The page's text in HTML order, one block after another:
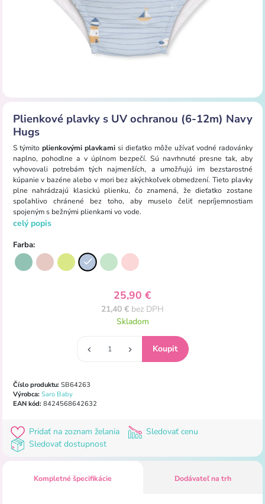
Plienkové plavky s UV ochranou (6-12m) Navy
Hugs
S týmitoplienkovými plavkami si dieťatko môže užívať vodné radovánky
naplno, pohodlne a v úplnom bezpečí. Sú navrhnuté presne tak, aby
vyhovovali potrebám tých najmenších, a umožňujú im bezstarostné
kúpanie v bazéne alebo v mori bez akýchkoľvek obmedzení. Tieto plavky
plne nahrádzajú klasickú plienku, čo znamená, že dieťatko zostane
spoľahlivo chránené bez toho, aby muselo čeliť nepríjemnostiam
spojeným s bežnými plienkami vo vode.
celý popis
Farba:
25,90 €
21,40 € bez DPH
Skladom
Číslo produktu:SB64263
Výrobca: Saro Baby
EAN kód:8424568642632
Pridať na zoznam želania
Sledovať cenu
Sledovať dostupnost
Kompletné špecifikácie Dodávateľ na trh